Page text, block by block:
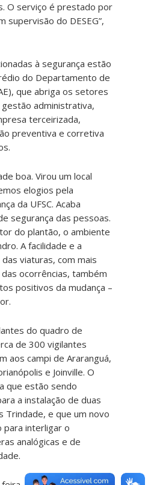
O serviço é prestado por
supervisão do DESEG”,
à segurança estão
do Departamento de
que abriga os setores
administrativa,
terceirizada,
preventiva e corretiva
boa. Virou um local
elogios pela
da UFSC. Acaba
segurança das pessoas.
do plantão, o ambiente
A facilidade e a
viaturas, com mais
ocorrências, também
positivos da mudança –
do quadro de
de 300 vigilantes
aos campi de Araranguá,
e Joinville. O
que estão sendo
a instalação de duas
Trindade, e que um novo
interligar o
analógicas e de